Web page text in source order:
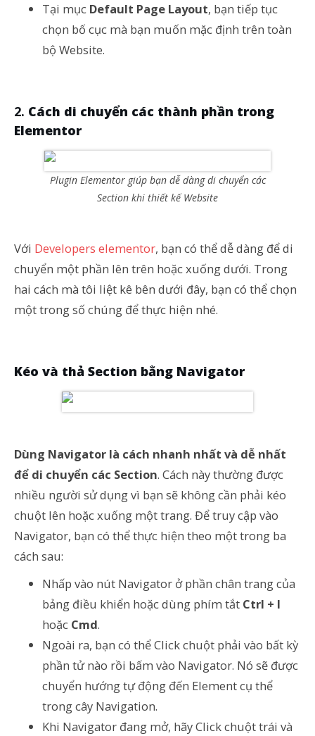
Tại mục Default Page Layout, bạn tiếp tục
chọn bố cục mà bạn muốn mặc định trên toàn
bộ Website.
Cách di chuyển các thành phần trong
Elementor
Plugin Elementor giúp bạn dễ dàng di chuyển các
Section khi thiết kế Website
Với Developers elementor, bạn có thể dễ dàng để di
chuyển một phần lên trên hoặc xuống dưới. Trong
hai cách mà tôi liệt kê bên dưới đây, bạn có thể chọn
một trong số chúng để thực hiện nhé.
Kéo và thả Section bằng Navigator
Dùng Navigator là cách nhanh nhất và dễ nhất
để di chuyển các Section. Cách này thường được
nhiều người sử dụng vì bạn sẽ không cần phải kéo
chuột lên hoặc xuống một trang. Để truy cập vào
Navigator, bạn có thể thực hiện theo một trong ba
cách sau:
Nhấp vào nút Navigator ở phần chân trang của
bảng điều khiển hoặc dùng phím tắt Ctrl + I
hoặc Cmd.
Ngoài ra, bạn có thể Click chuột phải vào bất kỳ
phần tử nào rồi bấm vào Navigator. Nó sẽ được
chuyển hướng tự động đến Element cụ thể
trong cây Navigation.
Khi Navigator đang mở, hãy Click chuột trái và